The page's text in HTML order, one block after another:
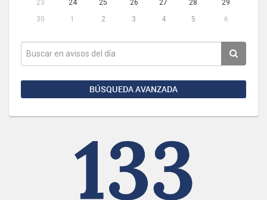
23
24 25 26 27 28
29
30
1 2 3 4 5 6
BÚSQUEDA AVANZADA